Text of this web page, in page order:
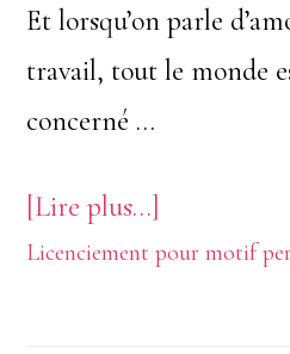
Et lorsqu’on parle
travail, tout le monde
concerné …
[Lire plus…]
proposUne
Licenciement pour motif